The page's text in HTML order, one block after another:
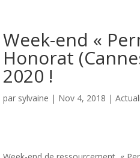
Week-end «
Honorat
2020 !
par sylvaine | Nov 4, 2018 |